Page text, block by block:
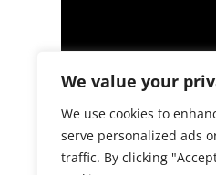
We value your
We use cookies to
serve personalized ads
traffic. By clicking